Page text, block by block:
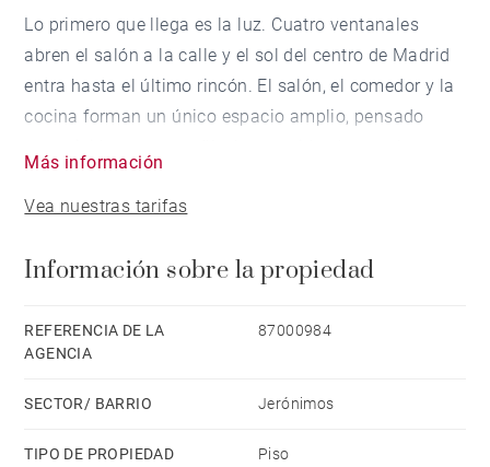
Lo primero que llega es la luz. Cuatro ventanales
abren el salón a la calle y el sol del centro de Madrid
entra hasta el último rincón. El salón, el comedor y la
cocina forman un único espacio amplio, pensado
alargan sin prisa. La cocina, con su isla central, está
tranquila, reservada, casi privada. Estamos en
Jerónimos, uno de los barrios más codiciados de
Madrid, a cinco minutos andando del Retiro. El Paseo
Jardín Botánico quedan al alcance de una caminata,
Más información
Vea nuestras tarifas
Información sobre la propiedad
REFERENCIA DE LA
AGENCIA
87000984
SECTOR/ BARRIO Jerónimos
TIPO DE PROPIEDAD Piso